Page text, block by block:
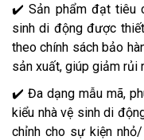
✔️ Sản phẩm đạt tiêu
sinh di động được
theo chính sách bảo
sản xuất, giúp giảm rủi
✔️ Đa dạng mẫu mã,
kiểu nhà vệ sinh di
chỉnh cho sự kiện